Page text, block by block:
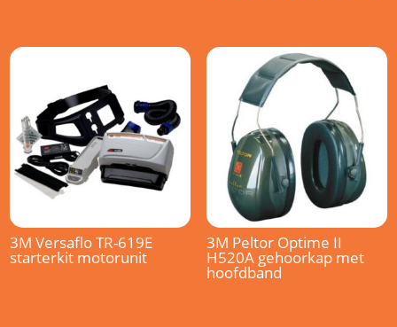
3M Versaflo TR-619E
starterkit motorunit
3M Peltor Optime II
H520A gehoorkap met
hoofdband